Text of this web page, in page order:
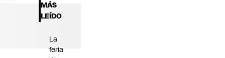
MÁS
LEÍDO
La
feria